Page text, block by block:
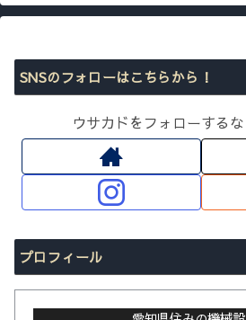
SNSのフォローはこちらから！
ウサカドをフォローする
プロフィール